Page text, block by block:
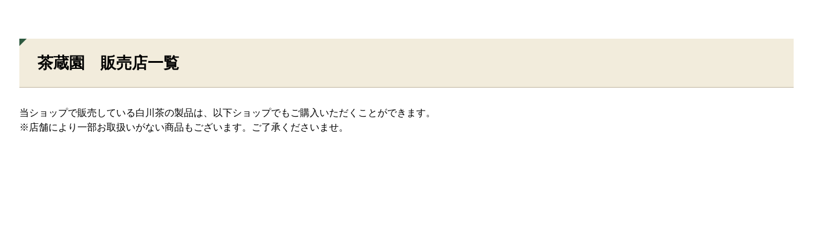
茶蔵園 販売店一覧
当ショップで販売している白川茶の製品は、以下ショップでもご購入いただくことができます。
※店舗により一部お取扱いがない商品もございます。ご了承くださいませ。